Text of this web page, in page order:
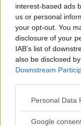
interest-based ads
us or personal
your opt-out. You
disclosure of your
IAB’s list of
also be disclosed
Downstream
Please note that
not limited to your
Personal Data
Google
En anledning kan